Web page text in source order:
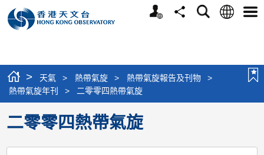
個
分
搜
語
選
> 天氣 > 熱帶氣旋 > 熱帶氣旋報告及刊物
>
熱帶氣旋年刊
> 二零零四熱帶氣旋
二零零四熱帶氣旋